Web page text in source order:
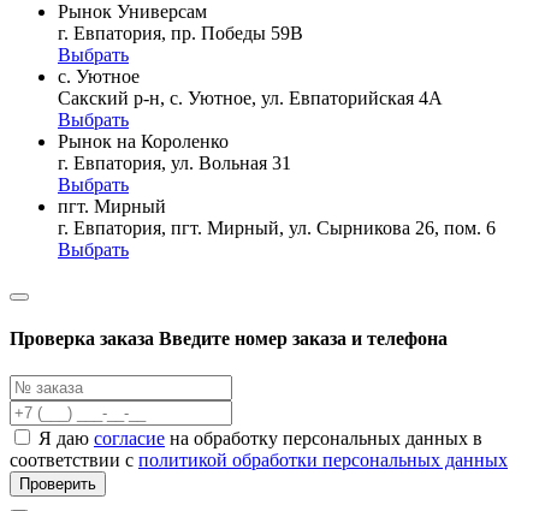
Рынок Универсам
г. Евпатория, пр. Победы 59В
Выбрать
с. Уютное
Сакский р-н, с. Уютное, ул. Евпаторийская 4А
Выбрать
Рынок на Короленко
г. Евпатория, ул. Вольная 31
Выбрать
пгт. Мирный
г. Евпатория, пгт. Мирный, ул. Сырникова 26, пом. 6
Выбрать
Проверка заказа Введите номер заказа и телефона
Я даю согласие на обработку персональных данных в
соответствии с политикой обработки персональных данных
Проверить